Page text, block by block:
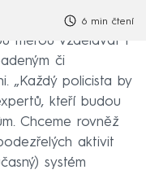
6 min čtení
měrou vzdělávat i
či
„Každý policista by
kteří budou
Chceme rovněž
aktivit
systém